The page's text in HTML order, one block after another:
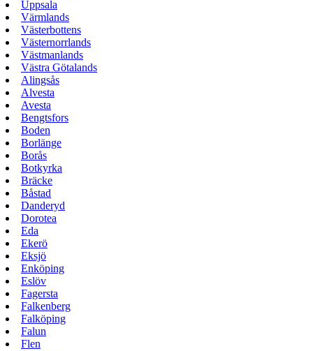
Uppsala
Värmlands
Västerbottens
Västernorrlands
Västmanlands
Västra Götalands
Alingsås
Alvesta
Avesta
Bengtsfors
Boden
Borlänge
Borås
Botkyrka
Bräcke
Båstad
Danderyd
Dorotea
Eda
Ekerö
Eksjö
Enköping
Eslöv
Fagersta
Falkenberg
Falköping
Falun
Flen